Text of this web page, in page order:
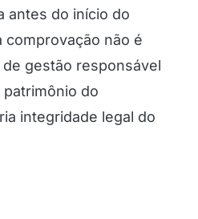
antes do início do
comprovação não é
gestão responsável
do
integridade legal do